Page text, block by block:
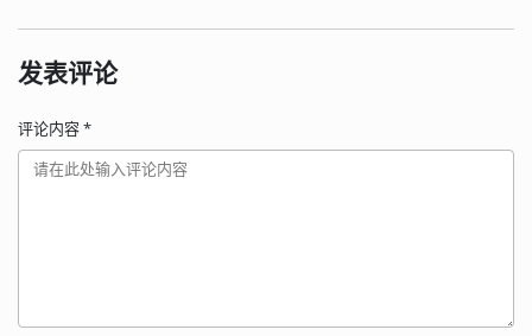
发表评论
评论内容*